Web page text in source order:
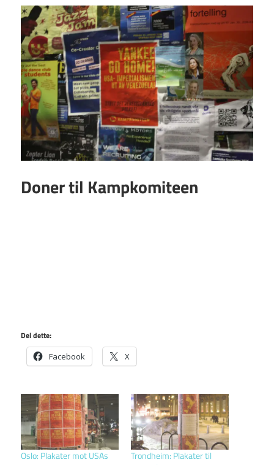
Doner til Kampkomiteen
Del dette:
Facebook X
Oslo: Plakater mot USAs
Trondheim: Plakater til